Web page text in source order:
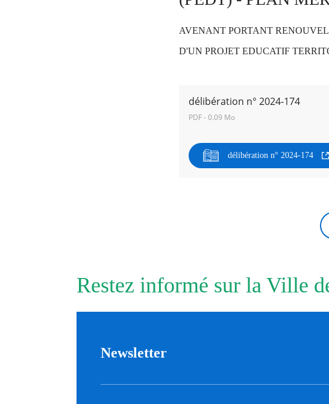
AVENANT PORTANT
D'UN PROJET EDUCATIF
délibération n° 2024-174
PDF - 0.09 Mo
délibération n° 2024-174
Restez informé sur la Ville
Newsletter